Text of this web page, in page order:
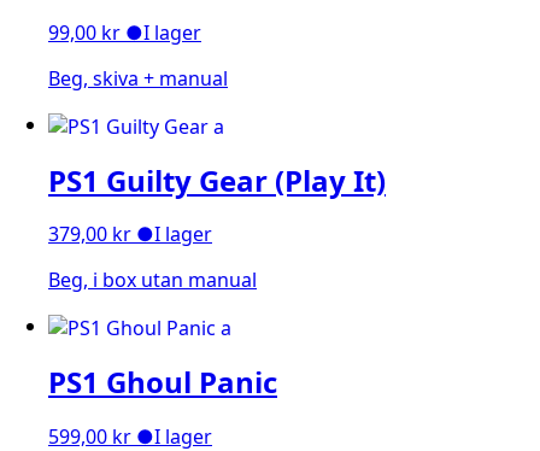
99,00 kr ●I lager
Beg, skiva + manual
PS1 Guilty Gear (Play It)
379,00 kr ●I lager
Beg, i box utan manual
PS1 Ghoul Panic
599,00 kr ●I lager